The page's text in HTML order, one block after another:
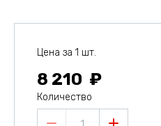
Цена за 1 шт.
8 210
Количество